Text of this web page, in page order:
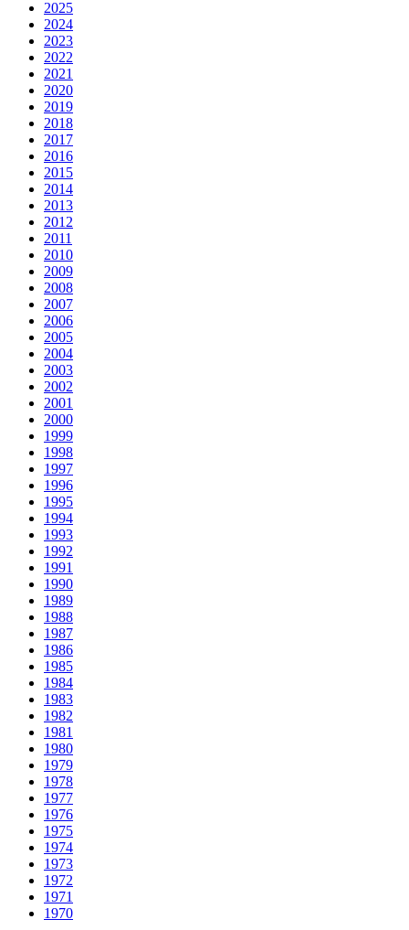
2025
2024
2023
2022
2021
2020
2019
2018
2017
2016
2015
2014
2013
2012
2011
2010
2009
2008
2007
2006
2005
2004
2003
2002
2001
2000
1999
1998
1997
1996
1995
1994
1993
1992
1991
1990
1989
1988
1987
1986
1985
1984
1983
1982
1981
1980
1979
1978
1977
1976
1975
1974
1973
1972
1971
1970